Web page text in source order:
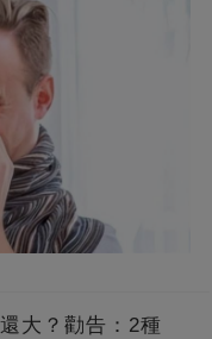
大？勸告：2種